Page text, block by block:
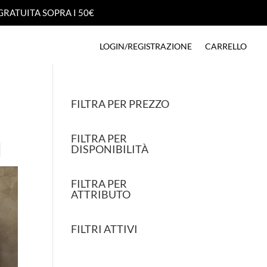
SOPRA I 50€
SOPRA I 50€
LOGIN/REGISTRAZIONE CARRELLO
LOGIN/REGISTRAZIONE CARRELLO
FILTRA PER PREZZO
FILTRA PER
DISPONIBILITÀ
FILTRA PER
ATTRIBUTO
FILTRI ATTIVI